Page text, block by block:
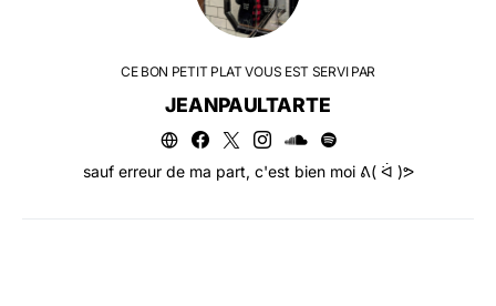
CE BON PETIT PLAT VOUS EST SERVI PAR
JEANPAULTARTE
sauf erreur de ma part, c'est bien moi ᕕ( ᐛ )ᕗ